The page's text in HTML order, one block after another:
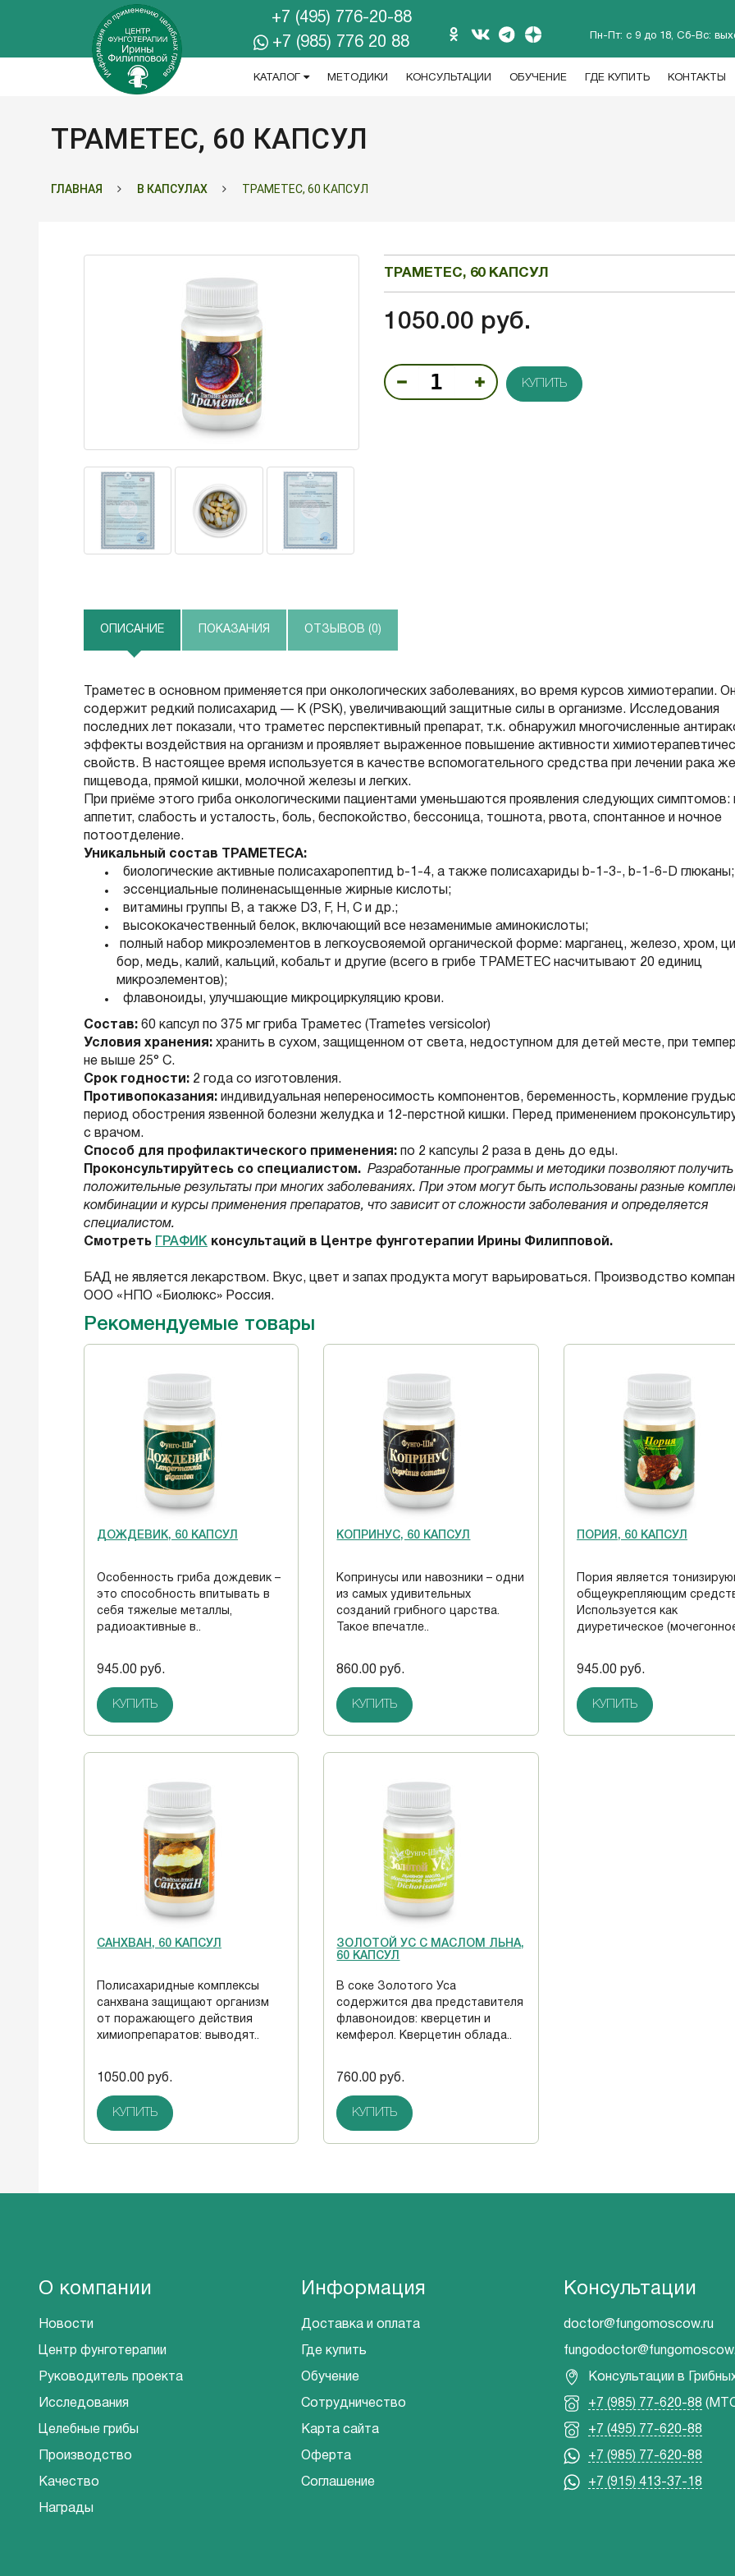
+7 (495) 776-20-88
+7 (985) 776 20 88
Пн-Пт: с 9 до 18, Сб-Вс:
КАТАЛОГ МЕТОДИКИ КОНСУЛЬТАЦИИ ОБУЧЕНИЕ ГДЕ КУПИТЬ КОНТАКТЫ
ТРАМЕТЕС, 60 КАПСУЛ
ГЛАВНАЯ В КАПСУЛАХ ТРАМЕТЕС, 60 КАПСУЛ
ТРАМЕТЕС, 60 КАПСУЛ
1050.00 руб.
КУПИТЬ
ОПИСАНИЕ ПОКАЗАНИЯ ОТЗЫВОВ (0)
Траметес в основном применяется при онкологических заболеваниях, во время курсов химиотерапии. Он
содержит редкий полисахарид — К (PSK), увеличивающий защитные силы в организме. Исследования
последних лет показали, что траметес перспективный препарат, т.к. обнаружил многочисленные
эффекты воздействия на организм и проявляет выраженное повышение активности
свойств. В настоящее время используется в качестве вспомогательного средства при лечении рака
пищевода, прямой кишки, молочной железы и легких.
При приёме этого гриба онкологическими пациентами уменьшаются проявления следующих симптомов:
аппетит, слабость и усталость, боль, беспокойство, бессоница, тошнота, рвота, спонтанное и ночное
потоотделение.
Уникальный состав ТРАМЕТЕСА:
биологические активные полисахаропептид b-1-4, а также полисахариды b-1-3-, b-1-6-D глюканы;
эссенциальные полиненасыщенные жирные кислоты;
витамины группы В, а также D3, F, H, C и др.;
высококачественный белок, включающий все незаменимые аминокислоты;
полный набор микроэлементов в легкоусвояемой органической форме: марганец, железо, хром,
бор, медь, калий, кальций, кобальт и другие (всего в грибе ТРАМЕТЕС насчитывают 20 единиц
микроэлементов);
флавоноиды, улучшающие микроциркуляцию крови.
Состав: 60 капсул по 375 мг гриба Траметес (Trametes versicolor)
Условия хранения: хранить в сухом, защищенном от света, недоступном для детей месте, при
не выше 25° С.
Срок годности: 2 года со изготовления.
Противопоказания: индивидуальная непереносимость компонентов, беременность, кормление
период обострения язвенной болезни желудка и 12-перстной кишки. Перед применением
с врачом.
Способ для профилактического применения: по 2 капсулы 2 раза в день до еды.
Проконсультируйтесь со специалистом. Разработанные программы и методики позволяют получить
положительные результаты при многих заболеваниях. При этом могут быть использованы разные
комбинации и курсы применения препаратов, что зависит от сложности заболевания и определяется
специалистом.
Смотреть
ГРАФИК консультаций в Центре фунготерапии Ирины Филипповой.
БАД не является лекарством. Вкус, цвет и запах продукта могут варьироваться. Производство
ООО «НПО «Биолюкс» Россия.
Рекомендуемые товары
ДОЖДЕВИК, 60 КАПСУЛ
Особенность гриба дождевик –
это способность впитывать в
себя тяжелые металлы,
радиоактивные в..
945.00 руб.
КУПИТЬ
КОПРИНУС, 60 КАПСУЛ
Копринусы или навозники – одни
из самых удивительных
созданий грибного царства.
Такое впечатле..
860.00 руб.
КУПИТЬ
ПОРИЯ, 60 КАПСУЛ
Пория является
общеукрепляющим
Используется как
диуретическое
945.00 руб.
КУПИТЬ
САНХВАН, 60 КАПСУЛ
Полисахаридные комплексы
санхвана защищают организм
от поражающего действия
химиопрепаратов: выводят..
1050.00 руб.
КУПИТЬ
ЗОЛОТОЙ УС С МАСЛОМ ЛЬНА,
60 КАПСУЛ
В соке Золотого Уса
содержится два представителя
флавоноидов: кверцетин и
кемферол. Кверцетин облада..
760.00 руб.
КУПИТЬ
О компании
Новости
Центр фунготерапии
Руководитель проекта
Исследования
Целебные грибы
Производство
Качество
Награды
Информация
Доставка и оплата
Где купить
Обучение
Сотрудничество
Карта сайта
Оферта
Соглашение
Консультации
doctor@fungomoscow.ru
Консультации в
+7 (985) 77-620-88
+7 (495) 77-620-88
+7 (985) 77-620-88
+7 (915) 413-37-18